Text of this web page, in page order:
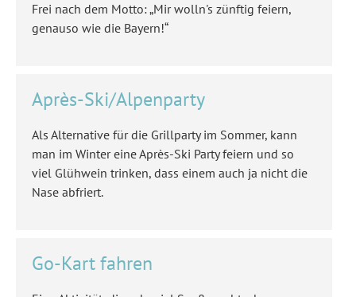
Frei nach dem Motto: „Mir wolln's zünftig feiern,
genauso wie die Bayern!“
Après-Ski/Alpenparty
Als Alternative für die Grillparty im Sommer, kann
man im Winter eine Après-Ski Party feiern und so
viel Glühwein trinken, dass einem auch ja nicht die
Nase abfriert.
Go-Kart fahren